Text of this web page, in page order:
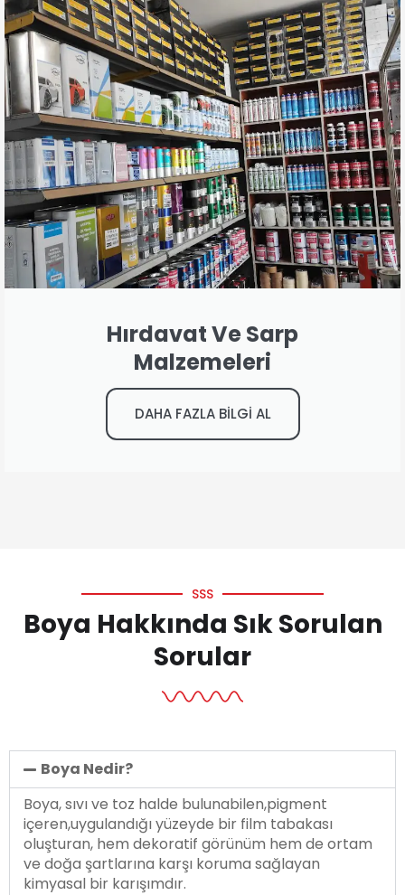
Hırdavat Ve Sarp
Malzemeleri
DAHA FAZLA BİLGİ AL
SSS
Boya Hakkında Sık Sorulan
Sorular
Boya Nedir?
Boya, sıvı ve toz halde bulunabilen,pigment
içeren,uygulandığı yüzeyde bir film tabakası
oluşturan, hem dekoratif görünüm hem de ortam
ve doğa şartlarına karşı koruma sağlayan
kimyasal bir karışımdır.